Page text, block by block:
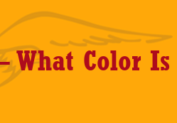
What Color Is